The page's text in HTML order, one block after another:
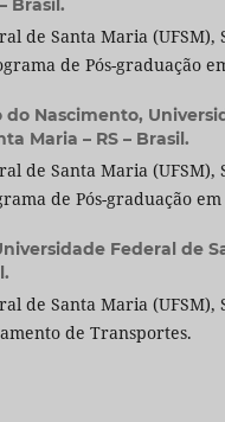
Brasil.
de Santa Maria (UFSM),
de Pós-graduação
Nascimento,
Maria – RS – Brasil.
de Santa Maria (UFSM),
de Pós-graduação
Federal de
de Santa Maria (UFSM),
de Transportes.